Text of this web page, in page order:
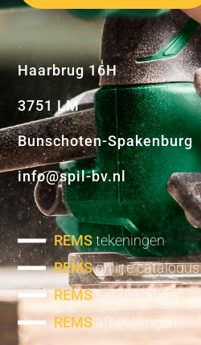
Haarbrug 16H
3751 LM
Bunschoten-Spakenburg
info@spil-bv.nl
REMStekeningen
REMSonline catalogus
REMShandleidingen
REMS afbeeldingen